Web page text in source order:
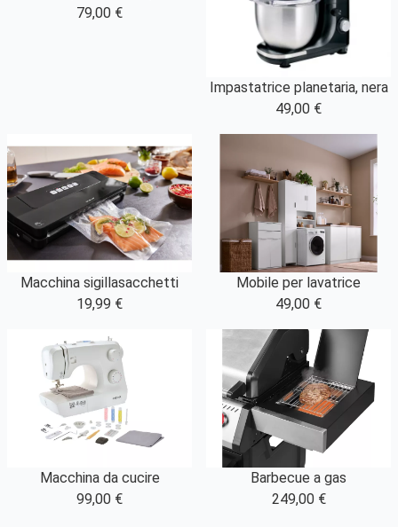
79,00 €
Impastatrice planetaria, nera
49,00 €
Macchina sigillasacchetti
19,99 €
Mobile per lavatrice
49,00 €
Macchina da cucire
99,00 €
Barbecue a gas
249,00 €